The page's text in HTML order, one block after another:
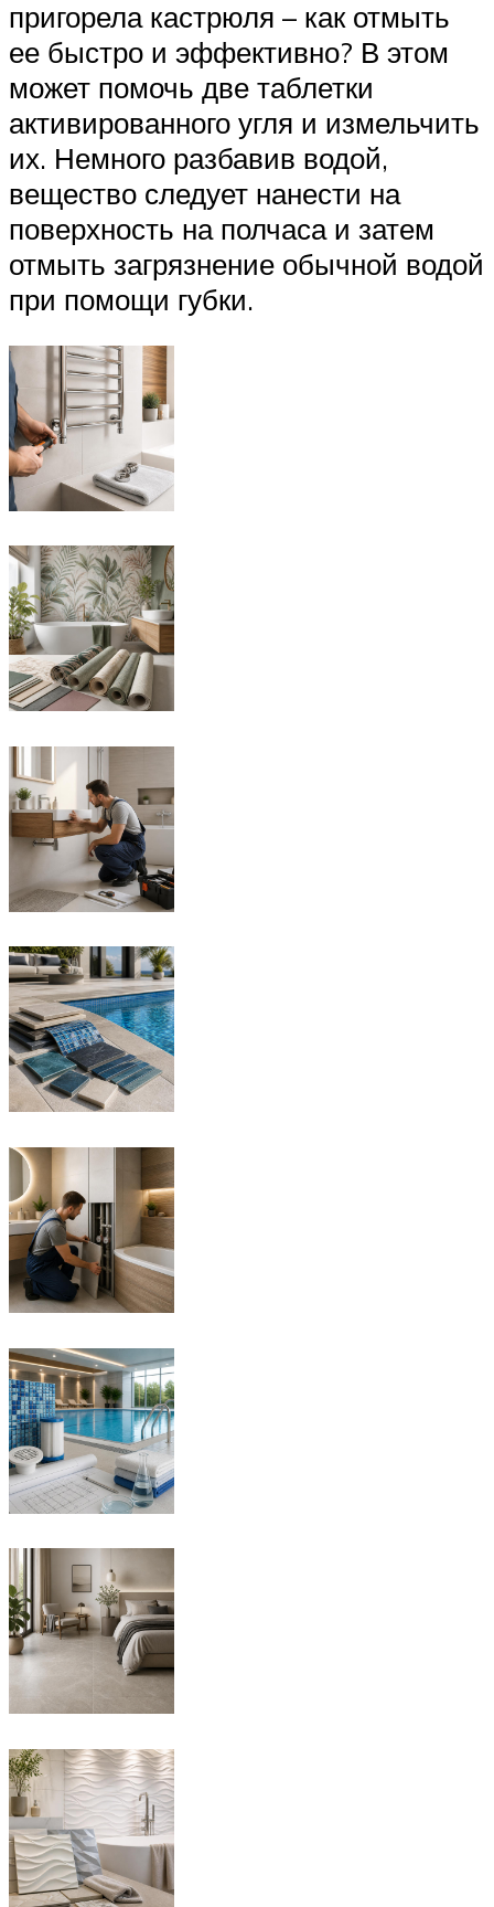
пригорела кастрюля – как отмыть
ее быстро и эффективно? В этом
может помочь две таблетки
активированного угля и измельчить
их. Немного разбавив водой,
вещество следует нанести на
поверхность на полчаса и затем
отмыть загрязнение обычной водой
при помощи губки.